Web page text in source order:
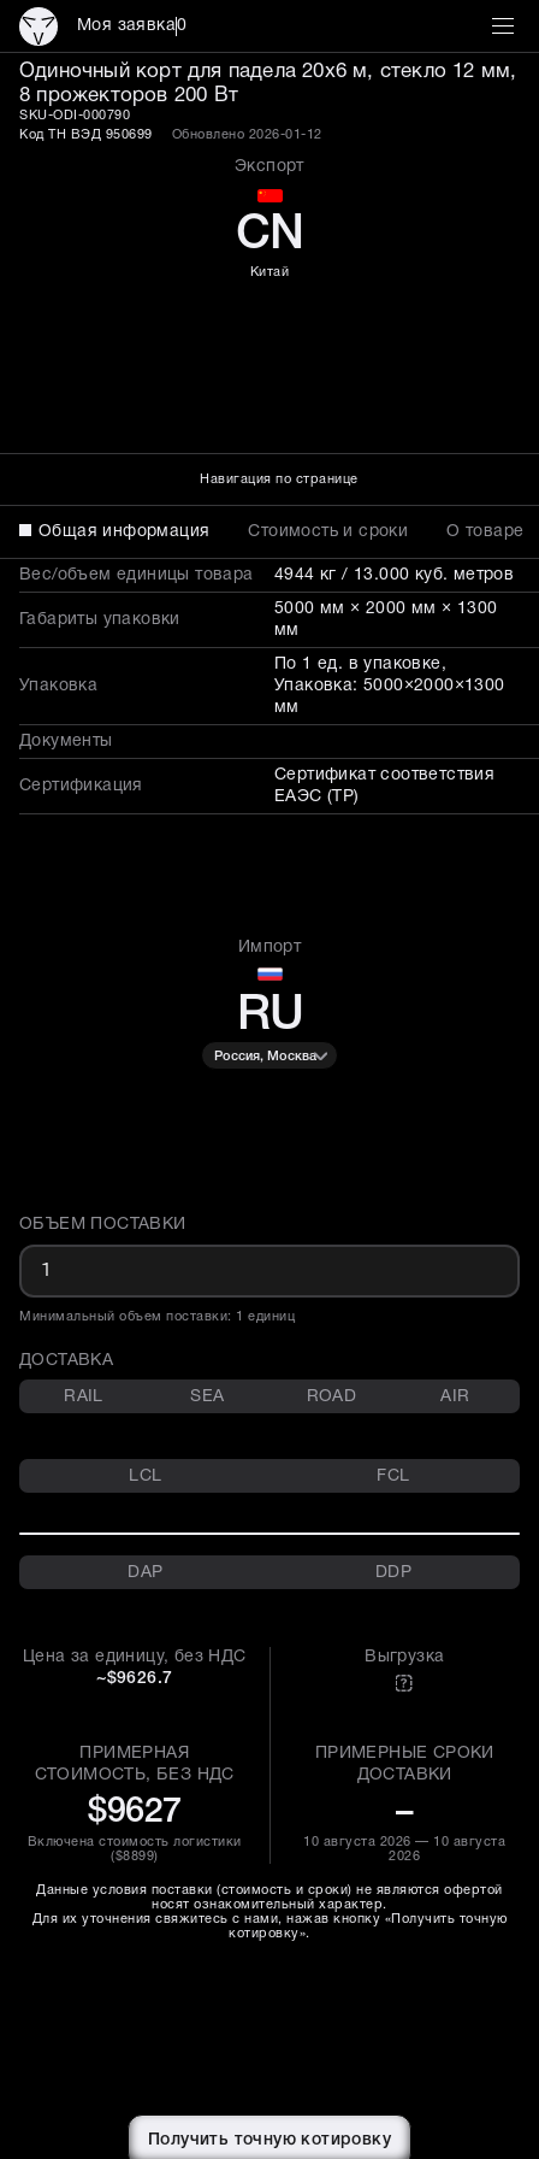
Моя заявка0
Одиночный корт для
Одиночный корт для падела 20х6 м, стекло 12 мм,
8 прожекторов 200 Вт
SKU-ODI-000790
Код ТН ВЭД 950699
Обновлено 2026-01-12
Экспорт
CN
Китай
Навигация по странице
Общая информация Стоимость и сроки О товаре
Вес/объем единицы товара 4944 кг / 13.000 куб. метров
Габариты упаковки
5000 мм × 2000 мм × 1300
мм
Упаковка
По 1 ед. в упаковке,
Упаковка: 5000×2000×1300
мм
Документы
Сертификация
Сертификат соответствия
ЕАЭС (ТР)
Импорт
RU
Россия, Москва
Доставка и объем поставки
ОБЪЕМ ПОСТАВКИ
Минимальный объем поставки: 1 единиц
ДОСТАВКА
RAIL SEA ROAD AIR
LCL FCL
DAP DDP
Цена за единицу, без НДС
~$9626.7
ПРИМЕРНАЯ
СТОИМОСТЬ, БЕЗ НДС
$9627
Включена стоимость логистики
($8899)
Выгрузка
ПРИМЕРНЫЕ СРОКИ
ДОСТАВКИ
–
10 августа 2026 — 10 августа
2026
Данные условия поставки (стоимость и сроки) не являются офертой
носят ознакомительный характер.
Для их уточнения свяжитесь с нами, нажав кнопку «Получить точную
котировку».
Получить точную котировку